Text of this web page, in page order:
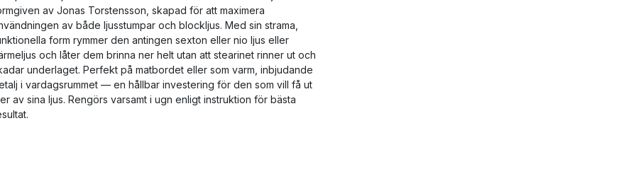
av Jonas Torstensson, skapad för att maximera
av både ljusstumpar och blockljus. Med sin strama,
form rymmer den antingen sexton eller nio ljus eller
och låter dem brinna ner helt utan att stearinet rinner ut och
underlaget. Perfekt på matbordet eller som varm, inbjudande
i vardagsrummet — en hållbar investering för den som vill få ut
av sina ljus. Rengörs varsamt i ugn enligt instruktion för bästa